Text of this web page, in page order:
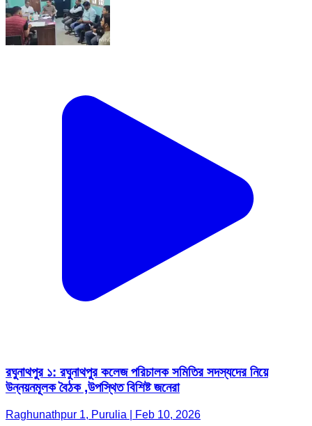
রঘুনাথপুর ১: রঘুনাথপুর কলেজ পরিচালক সমিতির সদস্যদের নিয়ে
উন্নয়নমূলক বৈঠক ,উপস্থিত বিশিষ্ট জনেরা
Raghunathpur 1, Purulia | Feb 10, 2026